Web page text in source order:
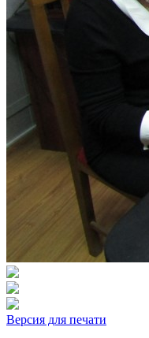
Версия для печати